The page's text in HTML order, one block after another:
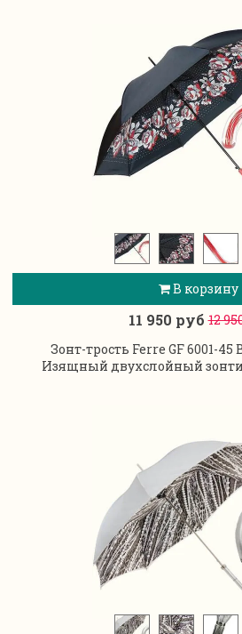
В корзину
11 950 руб12
Зонт-трость Ferre GF 6001-45
Изящный двухслойный